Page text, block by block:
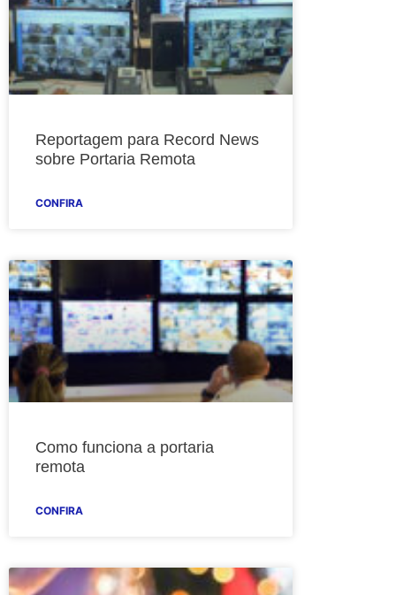
Reportagem para Record News
sobre Portaria Remota
CONFIRA
Como funciona a portaria
remota
CONFIRA